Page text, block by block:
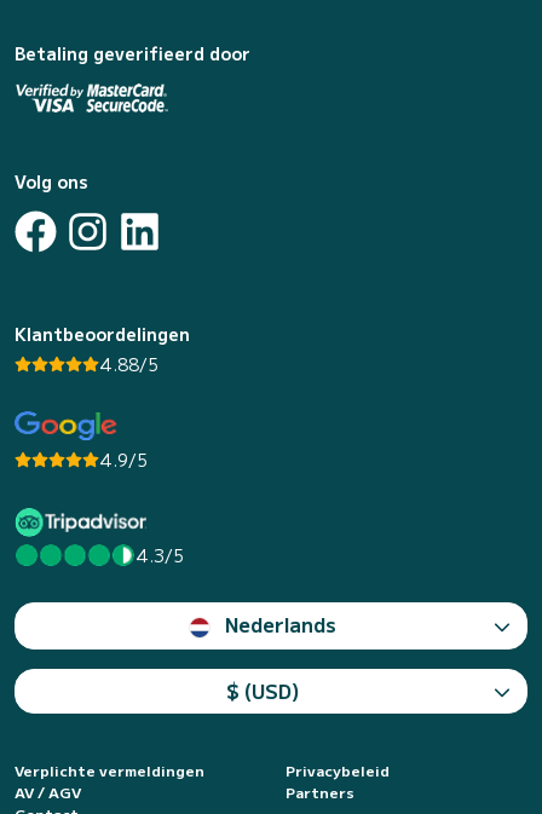
Betaling geverifieerd door
Volg ons
Klantbeoordelingen
4.88/5
4.9/5
4.3/5
Nederlands
$ (USD)
Verplichte vermeldingen
Privacybeleid
AV / AGV
Partners